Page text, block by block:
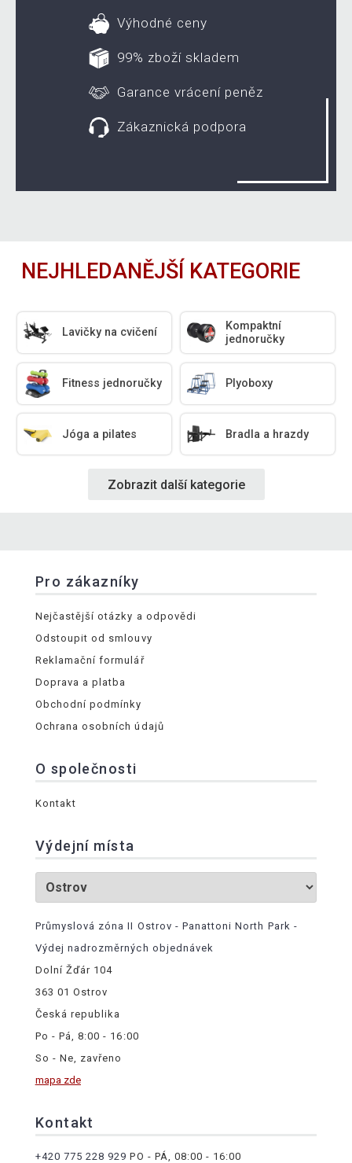
Výhodné ceny
99% zboží skladem
Garance vrácení peněz
Zákaznická podpora
NEJHLEDANĚJŠÍ KATEGORIE
Lavičky na cvičení
Kompaktní
jednoručky
Fitness jednoručky Plyoboxy
Jóga a pilates Bradla a hrazdy
Zobrazit další kategorie
Pro zákazníky
Nejčastější otázky a odpovědi
Odstoupit od smlouvy
Reklamační formulář
Doprava a platba
Obchodní podmínky
Ochrana osobních údajů
O společnosti
Kontakt
Výdejní místa
Průmyslová zóna II Ostrov - Panattoni North Park -
Výdej nadrozměrných objednávek
Dolní Žďár 104
363 01 Ostrov
Česká republika
Po - Pá, 8:00 - 16:00
So - Ne, zavřeno
mapa zde
Kontakt
+420 775 228 929 PO - PÁ, 08:00 - 16:00